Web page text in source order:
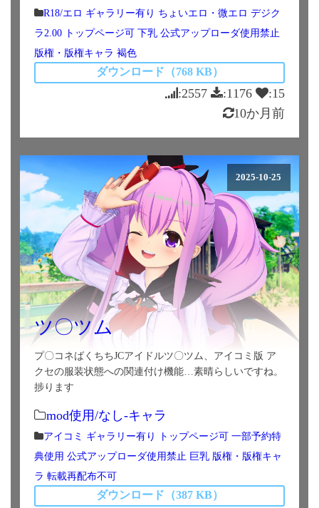
R18/エロ ギャラリー有り ちょいエロ・微エロ デジク
ラ2.00 トップページ可 下乳 公式アップローダ使用禁止
版権・版権キャラ 褐色
ダウンロード（768 KB）
:2557 :1176
:15
10か月前
2025-10-25
ツ〇ツム
プ〇コネばくちちJCアイドルツ〇ツム、アイコミ版 ア
クセの服装状態への関連付け機能…素晴らしいですね。
捗ります
mod使用/なし-キャラ
アイコミ ギャラリー有り トップページ可 一部予約特
典使用 公式アップローダ使用禁止 巨乳 版権・版権キャ
ラ 転載再配布不可
ダウンロード（387 KB）